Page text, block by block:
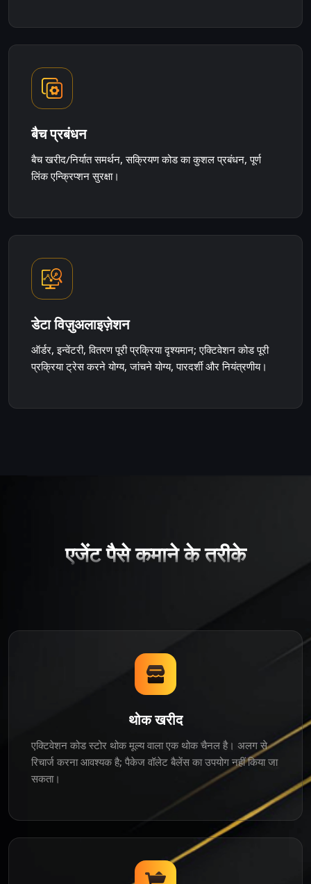
बैच प्रबंधन
बैच खरीद/निर्यात समर्थन, सक्रियण कोड का कुशल प्रबंधन, पूर्ण
लिंक एन्क्रिप्शन सुरक्षा।
डेटा विज़ुअलाइज़ेशन
ऑर्डर, इन्वेंटरी, वितरण पूरी प्रक्रिया दृश्यमान; एक्टिवेशन कोड पूरी
प्रक्रिया ट्रेस करने योग्य, जांचने योग्य, पारदर्शी और नियंत्रणीय।
एजेंट पैसे कमाने के तरीके
थोक खरीद
एक्टिवेशन कोड स्टोर थोक मूल्य वाला एक थोक चैनल है। अलग से
रिचार्ज करना आवश्यक है; पैकेज वॉलेट बैलेंस का उपयोग नहीं किया जा
सकता।